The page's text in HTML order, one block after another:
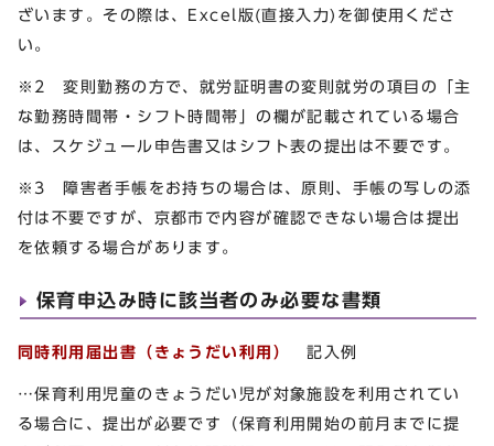
ざいます。その際は、Excel版(直接入力)を御使用くださ
い。
※2 変則勤務の方で、就労証明書の変則就労の項目の「主
な勤務時間帯・シフト時間帯」の欄が記載されている場合
は、スケジュール申告書又はシフト表の提出は不要です。
※3 障害者手帳をお持ちの場合は、原則、手帳の写しの添
付は不要ですが、京都市で内容が確認できない場合は提出
を依頼する場合があります。
保育申込み時に該当者のみ必要な書類
同時利用届出書（きょうだい利用）記入例
…保育利用児童のきょうだい児が対象施設を利用されてい
る場合に、提出が必要です（保育利用開始の前月までに提